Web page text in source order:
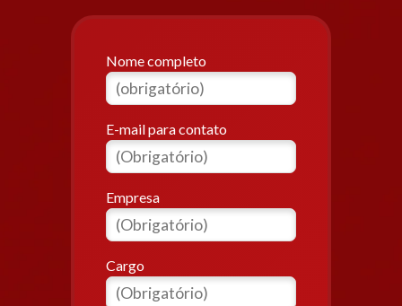
Nome completo
E-mail para contato
Empresa
Cargo